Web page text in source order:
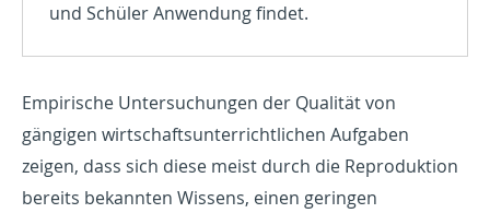
und Schüler Anwendung findet.
Empirische Untersuchungen der Qualität von
gängigen wirtschaftsunterrichtlichen Aufgaben
zeigen, dass sich diese meist durch die Reproduktion
bereits bekannten Wissens, einen geringen